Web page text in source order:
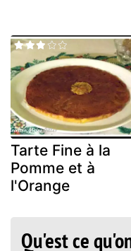
Tarte Fine à la
Pomme et à
l'Orange
Qu'est ce